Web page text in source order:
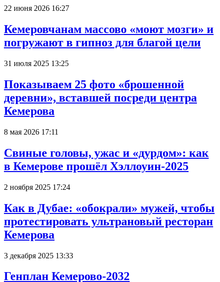
22 июня 2026 16:27
Кемеровчанам массово «моют мозги» и
погружают в гипноз для благой цели
31 июля 2025 13:25
Показываем 25 фото «брошенной
деревни», вставшей посреди центра
Кемерова
8 мая 2026 17:11
Свиные головы, ужас и «дурдом»: как
в Кемерове прошёл Хэллоуин-2025
2 ноября 2025 17:24
Как в Дубае: «обокрали» мужей, чтобы
протестировать ультрановый ресторан
Кемерова
3 декабря 2025 13:33
Генплан Кемерово-2032